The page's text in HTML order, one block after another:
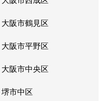
大阪市鶴見区
大阪市平野区
大阪市中央区
堺市中区